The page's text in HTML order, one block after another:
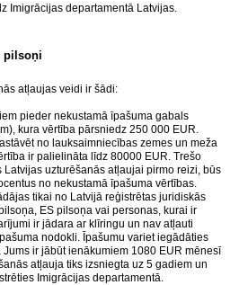
Imigrācijas departamentā Latvijas.
pilsoņi
atļaujas veidi ir šādi:
pieder nekustamā īpašuma gabals
kura vērtība pārsniedz 250 000 EUR.
no lauksaimniecības zemes un meža
ir palielināta līdz 80000 EUR. Trešo
uzturēšanās atļaujai pirmo reizi, būs
no nekustamā īpašuma vērtības.
tikai no Latvijā reģistrētas juridiskās
ES pilsoņa vai personas, kurai ir
ir jādara ar klīringu un nav atļauti
nodokli. Īpašumu variet iegādāties
ir jābūt ienākumiem 1080 EUR mēnesī
atļauja tiks izsniegta uz 5 gadiem un
Imigrācijas departamentā.